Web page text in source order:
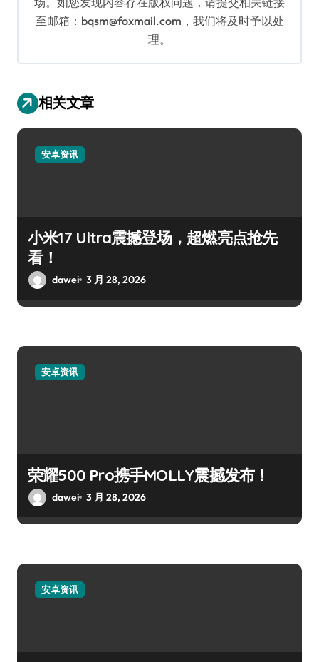
至邮箱：bqsm@foxmail.com，我们将及时予以处
理。
相关文章
安卓资讯
小米17 Ultra震撼登场，超燃亮点抢先
看！
dawei 3 月 28, 2026
安卓资讯
荣耀500 Pro携手MOLLY震撼发布！
dawei 3 月 28, 2026
安卓资讯